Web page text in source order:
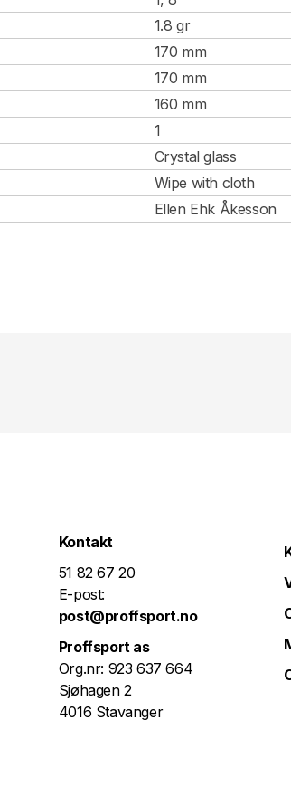
1.8 gr
170 mm
170 mm
160 mm
1
Crystal glass
Wipe with cloth
Ellen Ehk Åkesson
Kontakt
51 82 67 20
E-post:
post@proffsport.no
Proffsport as
Org.nr: 923 637 664
Sjøhagen 2
4016 Stavanger